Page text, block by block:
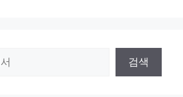
검색